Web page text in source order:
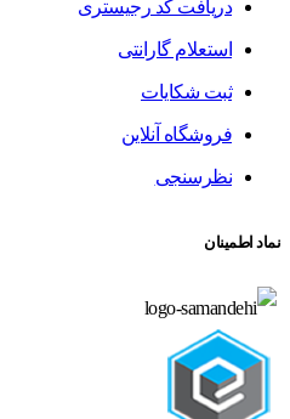
دریافت کد رجیستری
استعلام گارانتی
ثبت شکایات
فروشگاه آنلاین
نظرسنجی
نماد اطمینان